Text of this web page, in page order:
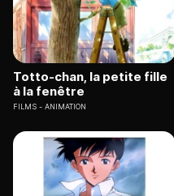
Totto-chan, la petite fille
à la fenêtre
FILMS ANIMATION